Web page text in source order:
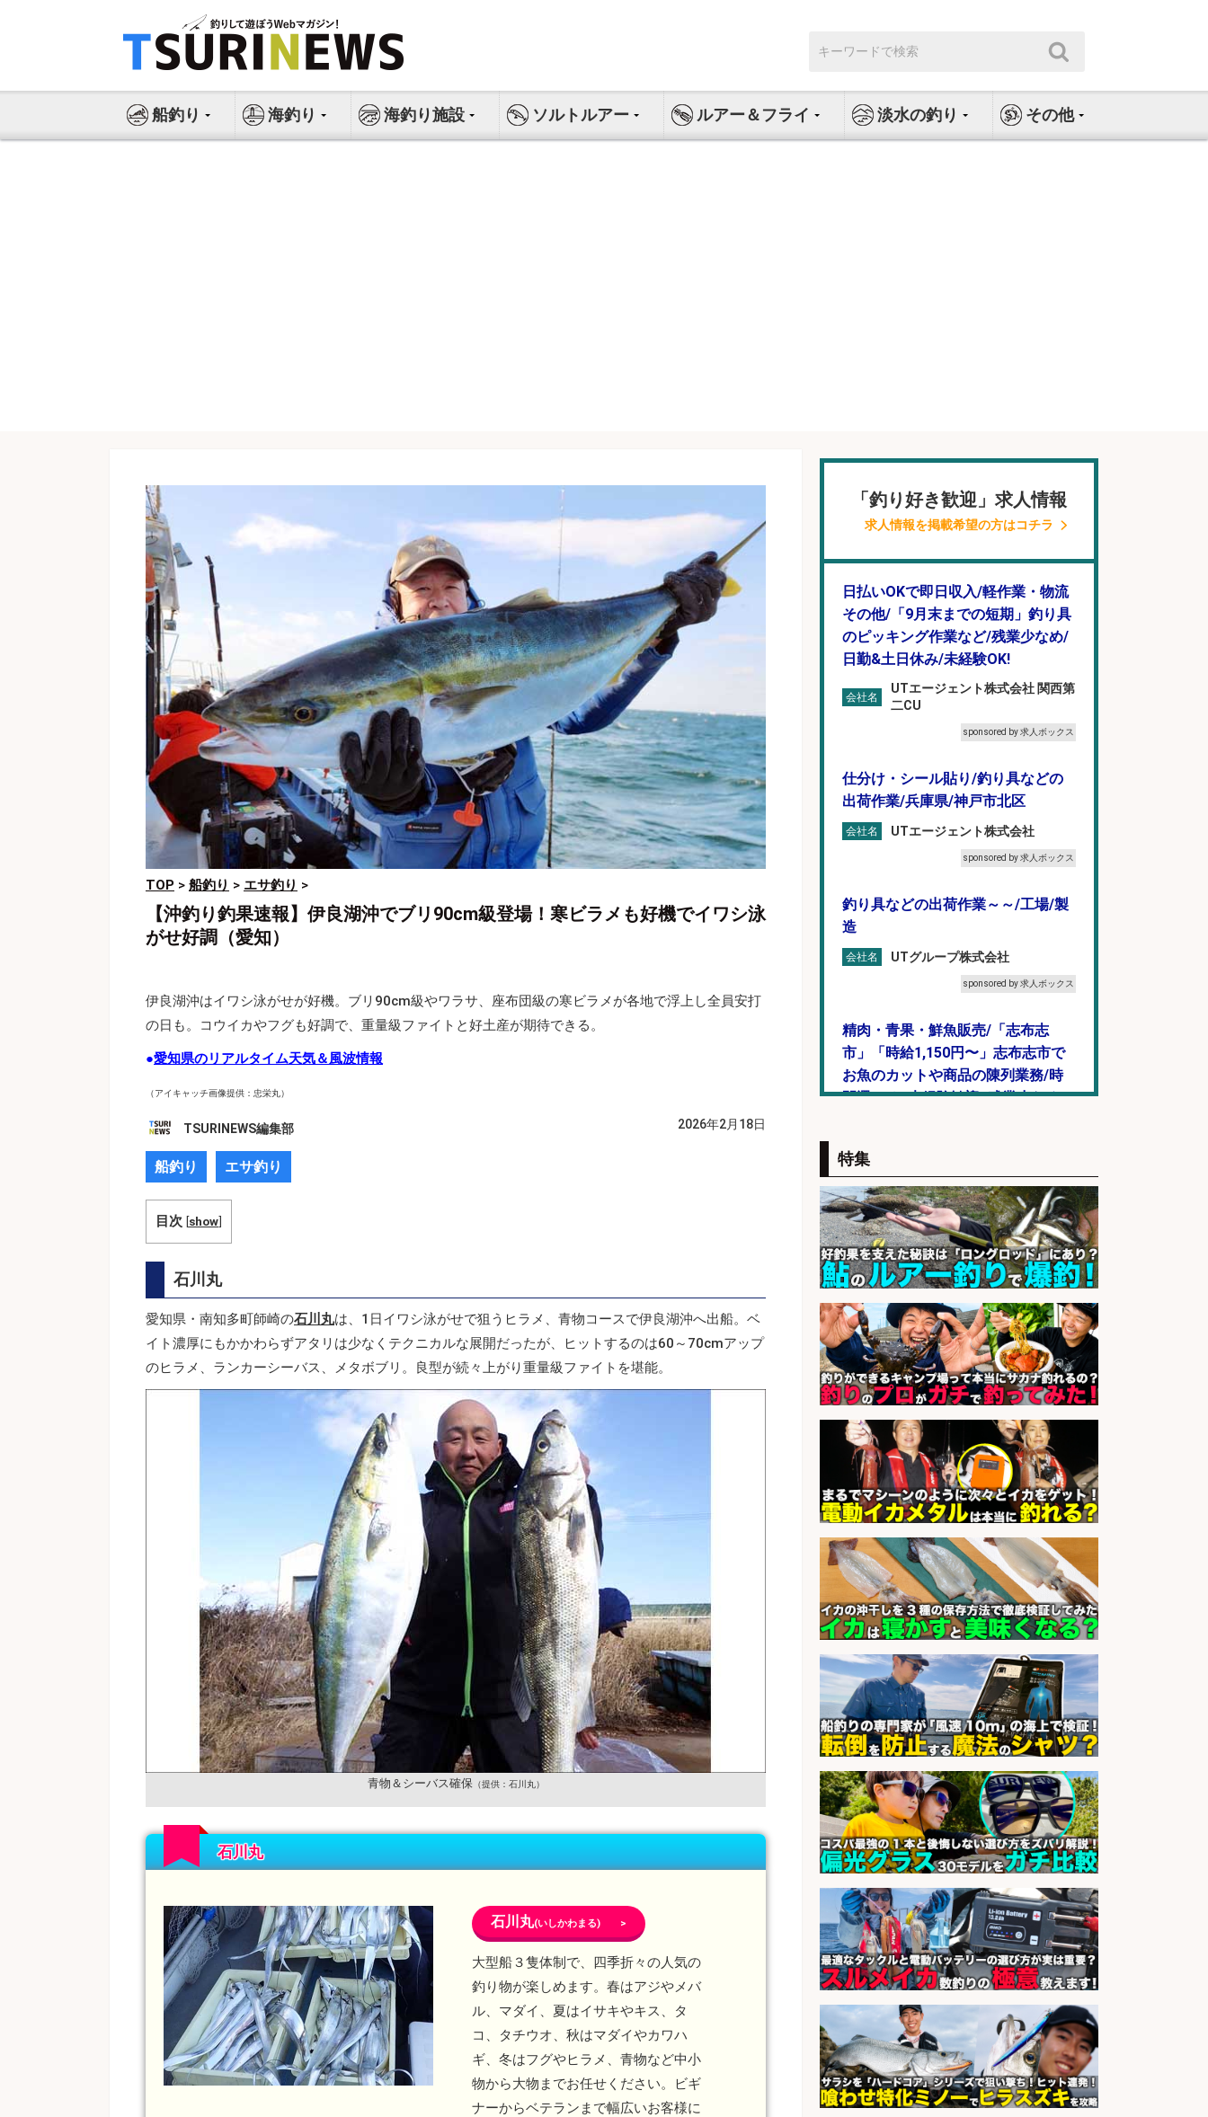
ス
索:
船釣り 海釣り 海釣り施設 ソルトルアー ルアー＆フライ 淡水の釣り その他
TOP > 船釣り > エサ釣り >
【沖釣り釣果速報】伊良湖沖でブリ90cm級登場！寒ビラメも好機でイワシ泳
がせ好調（愛知）
伊良湖沖はイワシ泳がせが好機。ブリ90cm級やワラサ、座布団級の寒ビラメが各地で浮上し全員安打
の日も。コウイカやフグも好調で、重量級ファイトと好土産が期待できる。
●愛知県のリアルタイム天気＆風波情報
（アイキャッチ画像提供：忠栄丸）
TSURINEWS編集部 2026年2月18日
船釣り エサ釣り
目次 [show]
石川丸
愛知県・南知多町師崎の石川丸は、1日イワシ泳がせで狙うヒラメ、青物コースで伊良湖沖へ出船。ベ
イト濃厚にもかかわらずアタリは少なくテクニカルな展開だったが、ヒットするのは60～70cmアップ
のヒラメ、ランカーシーバス、メタボブリ。良型が続々上がり重量級ファイトを堪能。
青物＆シーバス確保 （提供：石川丸）
石川丸
石川丸(いしかわまる) >
大型船３隻体制で、四季折々の人気の
釣り物が楽しめます。春はアジやメバ
ル、マダイ、夏はイサキやキス、タ
コ、タチウオ、秋はマダイやカワハ
ギ、冬はフグやヒラメ、青物など中小
物から大物までお任せください。ビギ
ナーからベテランまで幅広いお客様に
「釣り好き歓迎」求人情報
求人情報を掲載希望の方はコチラ
日払いOKで即日収入/軽作業・物流
その他/「9月末までの短期」釣り具
のピッキング作業など/残業少なめ/
日勤&土日休み/未経験OK!
会社名
UTエージェント株式会社 関西第
二CU
sponsored by 求人ボックス
仕分け・シール貼り/釣り具などの
出荷作業/兵庫県/神戸市北区
会社名 UTエージェント株式会社
sponsored by 求人ボックス
釣り具などの出荷作業～～/工場/製
造
会社名 UTグループ株式会社
sponsored by 求人ボックス
精肉・青果・鮮魚販売/「志布志
市」「時給1,150円〜」志布志市で
お魚のカットや商品の陳列業務/時
間選べる×未経験歓迎×残業少なめ/
会社名
sponsored by 求人ボックス
レジ打ち/日払いOK/おさかなの三枚
おろし/新潟県/小千谷市
会社名 株式会社G&G
sponsored by 求人ボックス
さかな専門学校の教員 教員免許不
要/水産業界の知識と経験を活かす
学校法人水野学園日本さかな専
門学校
sponsored by 求人ボックス
営業事務/「大津市」釣り具メーカ
ーの物流事務・営業アシスタント/
小野駅徒歩6分/「時給1,300円」/大
型連休あり×残業なし×土日祝休み/
滋賀県
会社名 株式会社ホットスタッフ滋賀
sponsored by 求人ボックス
日払いOKで即日収入/製造スタッフ/
「広島市佐伯区」「時給1,200円」
日払いあり/広島市佐伯区内でお魚
のパック詰めや品出し業務/車通勤
OK×未経験歓迎×残業少なめ/広島県
会社名 株式会社ホットスタッフ五日市
sponsored by 求人ボックス
精肉・青果・鮮魚販売/「志布志
市」お魚のカットや商品の陳列業
務/「時給1,150円〜」/時間選べる×
未経験歓迎×残業少なめ/鹿児島県/
志布志市
sponsored by 求人ボックス
精肉・青果・鮮魚販売/「志布志
市」「時給1,150円〜」志布志市内
特集